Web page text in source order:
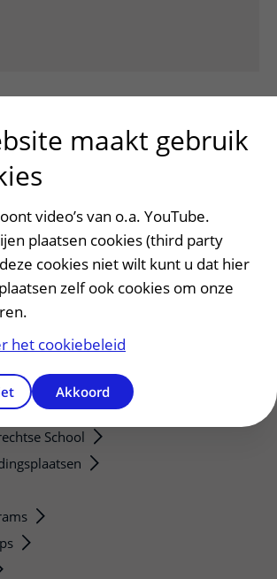
of wijzigen
uw afspraak
dossier
School
maakt gebruik
video’s van o.a. YouTube.
plaatsen cookies (third party
cookies niet wilt kunt u dat hier
zelf ook cookies om onze
het cookiebeleid
Akkoord